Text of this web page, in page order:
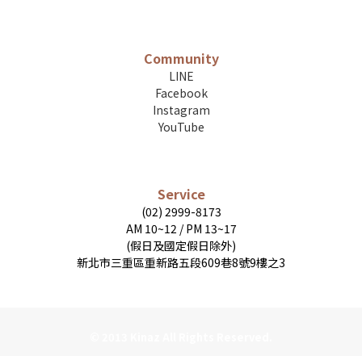
Community
LINE
Facebook
Instagram
YouTube
Service
(02) 2999-8173
AM 10~12 / PM 13~17
(假日及國定假日除外)
新北市三重區重新路五段609巷8號9樓之3